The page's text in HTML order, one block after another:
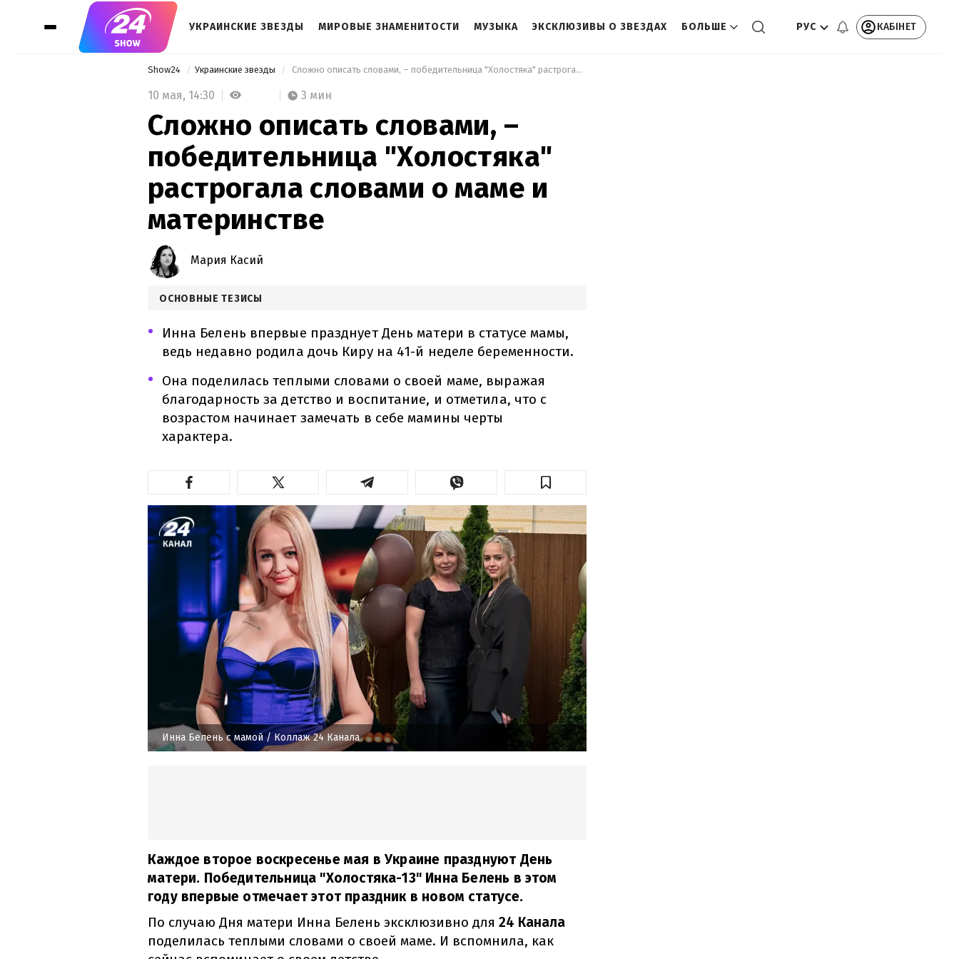
УКРАИНСКИЕ ЗВЕЗДЫ МИРОВЫЕ ЗНАМЕНИТОСТИ МУЗЫКА ЭКСКЛЮЗИВЫ О ЗВЕЗДАХ БОЛЬШЕ РУС КАБІНЕТ
Show24 Украинские звезды Сложно описать словами, – победительница "Холостяка" растрогала словами о маме и материнстве
10 мая, 14:30 3 мин
Сложно описать словами, –
победительница "Холостяка"
растрогала словами о маме и
материнстве
Мария Касий
ОСНОВНЫЕ ТЕЗИСЫ
Инна Белень впервые празднует День матери в статусе мамы,
ведь недавно родила дочь Киру на 41-й неделе беременности.
Она поделилась теплыми словами о своей маме, выражая
благодарность за детство и воспитание, и отметила, что с
возрастом начинает замечать в себе мамины черты
характера.
Инна Белень с мамой/ Коллаж 24 Канала
Каждое второе воскресенье мая в Украине празднуют День
матери. Победительница "Холостяка-13" Инна Белень в этом
году впервые отмечает этот праздник в новом статусе.
По случаю Дня матери Инна Белень эксклюзивно для 24 Канала
поделилась теплыми словами о своей маме. И вспомнила, как